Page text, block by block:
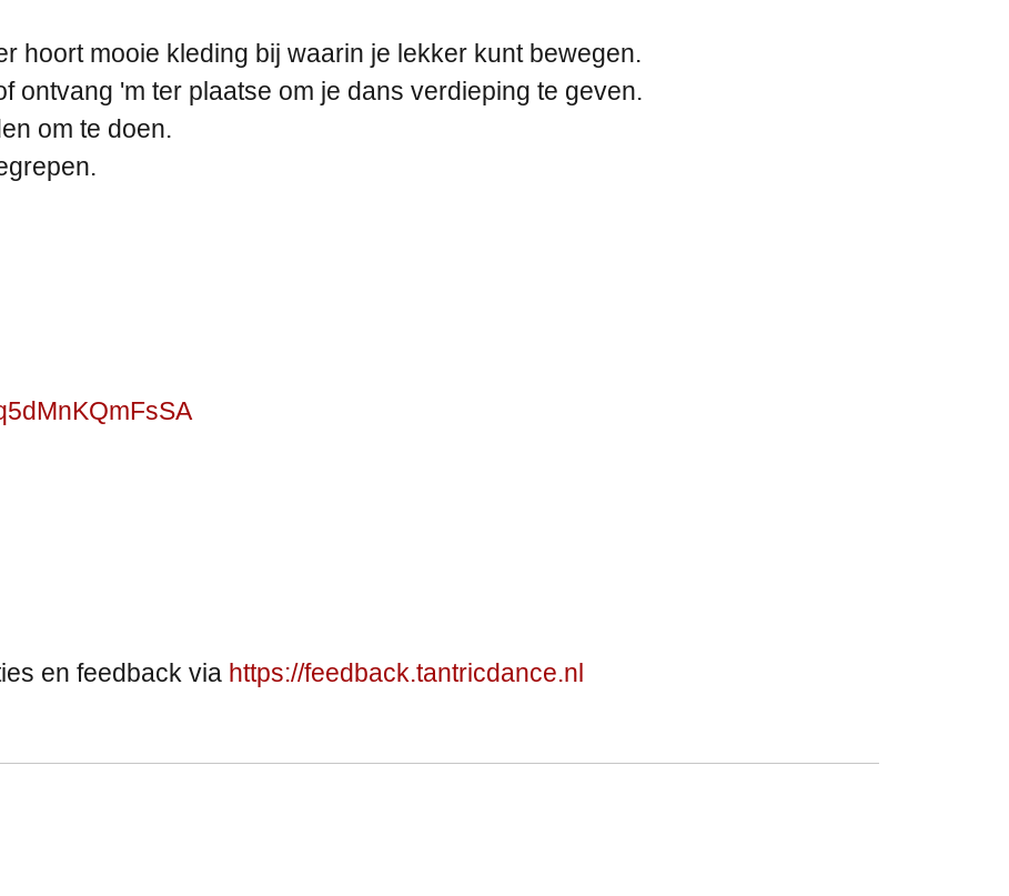
hoort mooie kleding bij waarin je lekker kunt bewegen.
ontvang 'm ter plaatse om je dans verdieping te geven.
om te doen.
en feedback via https://feedback.tantricdance.nl